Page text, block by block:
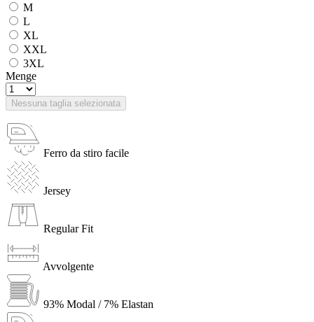
M
L
XL
XXL
3XL
Menge
Nessuna taglia selezionata
Ferro da stiro facile
Jersey
Regular Fit
Avvolgente
93% Modal / 7% Elastan